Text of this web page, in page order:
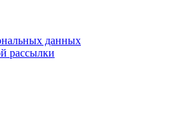
данных
рассылки